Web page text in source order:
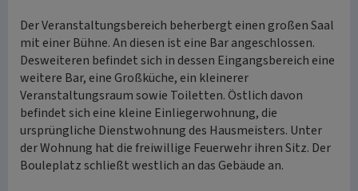
Der Veranstaltungsbereich beherbergt einen großen Saal
mit einer Bühne. An diesen ist eine Bar angeschlossen.
Desweiteren befindet sich in dessen Eingangsbereich eine
weitere Bar, eine Großküche, ein kleinerer
Veranstaltungsraum sowie Toiletten. Östlich davon
befindet sich eine kleine Einliegerwohnung, die
ursprüngliche Dienstwohnung des Hausmeisters. Unter
der Wohnung hat die freiwillige Feuerwehr ihren Sitz. Der
Bouleplatz schließt westlich an das Gebäude an.